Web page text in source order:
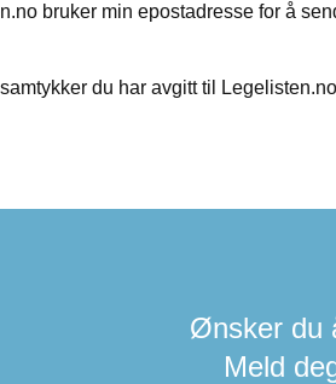
bruker min epostadresse for å
du har avgitt til
Ønsker du
Meld